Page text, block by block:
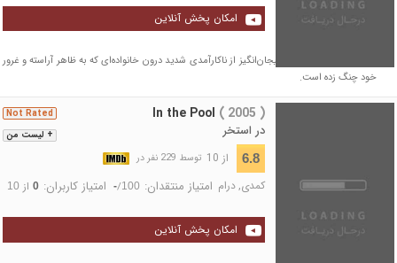
امکان پخش آنلاین
تصویری روان‌شناختی و هیجان‌انگیز از ناکارآمدی شدید درون خانواده‌ای که به ظاهر آراسته و غرور
خود چنگ زده است.
+ لیست من
Not Rated In the Pool ( 2005 )
در استخر
6.8 از 10 توسط 229 نفر در
کمدی,درام امتیاز منتقدان: -/100 امتیاز کاربران: 0از 10
امکان پخش آنلاین